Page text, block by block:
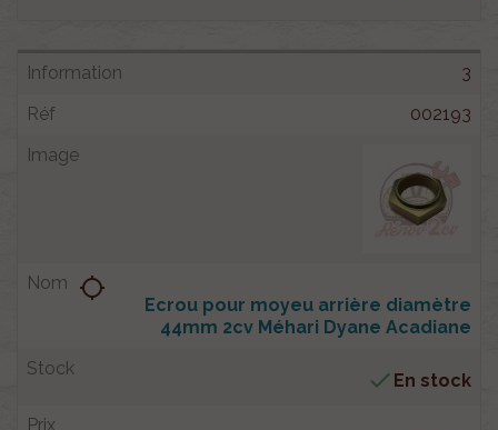
3
002193
Ecrou pour moyeu arrière diamètre
44mm 2cv Méhari Dyane Acadiane
location_searching
 En stock